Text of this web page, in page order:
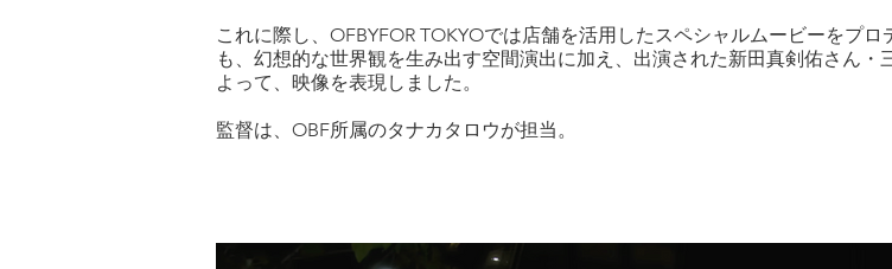
これに際し、OFBYFOR TOKYOでは店舗を活用したスペシャルムービーをプ
も、幻想的な世界観を生み出す空間演出に加え、出演された新田真剣佑さん
よって、映像を表現しました。
監督は、OBF所属のタナカタロウが担当。